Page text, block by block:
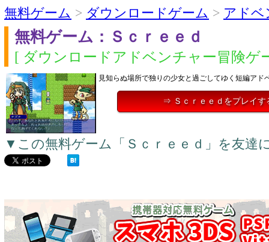
無料ゲーム > ダウンロードゲーム > アドベ
無料ゲーム：Ｓｃｒｅｅｄ
[ ダウンロードアドベンチャー冒険ゲ
見知らぬ場所で独りの少女と過ごしてゆく短編アド
⇒ Ｓｃｒｅｅｄをプレイす
▼この無料ゲーム「Ｓｃｒｅｅｄ」を友達